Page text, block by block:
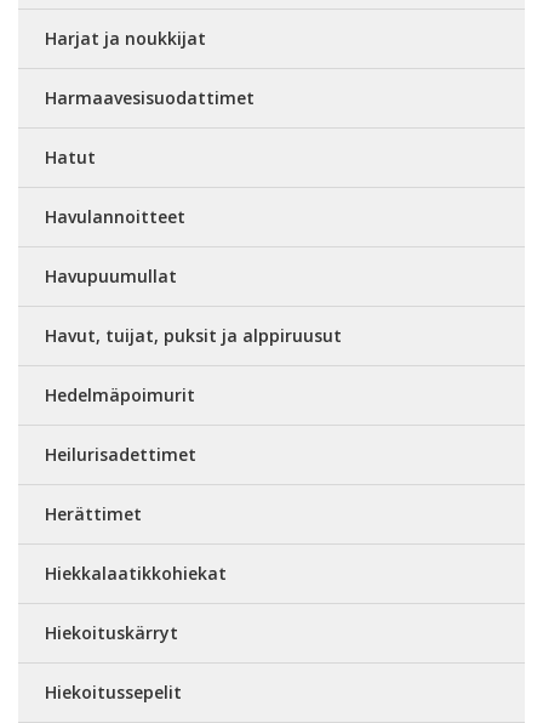
Harjat ja noukkijat
Harmaavesisuodattimet
Hatut
Havulannoitteet
Havupuumullat
Havut, tuijat, puksit ja alppiruusut
Hedelmäpoimurit
Heilurisadettimet
Herättimet
Hiekkalaatikkohiekat
Hiekoituskärryt
Hiekoitussepelit